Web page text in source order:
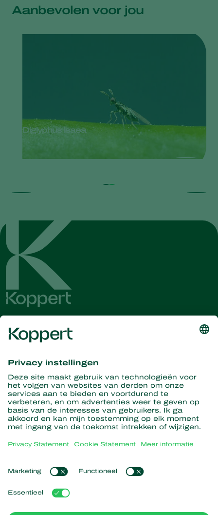
Aanbevolen voor jou
Diglyphus isaea
Ontvang het laatste nieuws en
informatie
Hier aanmelden
Partners with Nature
Roofmijten
Roofinsecten
Nuttige nematoden
Gewasbescherming
Over Koppert
Nieuws en informatie
Werken bij Koppert
Populaire links
Ervaringen van klanten
Koppert Global